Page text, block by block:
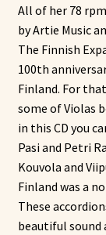
All of her 78
by Artie Music
The Finnish
100th
Finland. For
some of Violas
in this CD you
Pasi and Petri
Kouvola and
Finland was a
These
beautiful sound